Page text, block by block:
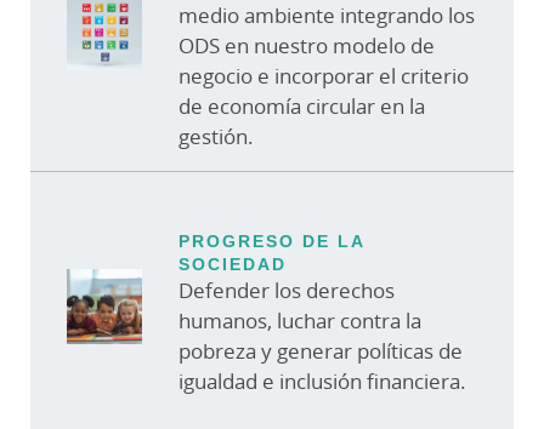
medio ambiente integrando los
ODS en nuestro modelo de
negocio e incorporar el criterio
de economía circular en la
gestión.
PROGRESO DE LA
SOCIEDAD
Defender los derechos
humanos, luchar contra la
pobreza y generar políticas de
igualdad e inclusión financiera.